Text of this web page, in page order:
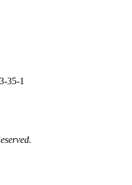
35-1